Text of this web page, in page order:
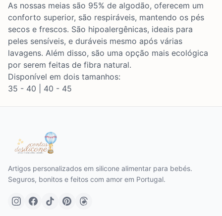
As nossas meias são 95% de algodão, oferecem um
conforto superior, são respiráveis, mantendo os pés
secos e frescos. São hipoalergênicas, ideais para
peles sensíveis, e duráveis mesmo após várias
lavagens. Além disso, são uma opção mais ecológica
por serem feitas de fibra natural.
Disponível em dois tamanhos:
35 - 40 | 40 - 45
Artigos personalizados em silicone alimentar para bebés.
Seguros, bonitos e feitos com amor em Portugal.